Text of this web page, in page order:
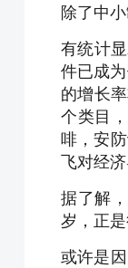
除了中
有统计
件已成
的增长
个类目
啡，安
飞对经济
据了解
岁，正
或许是